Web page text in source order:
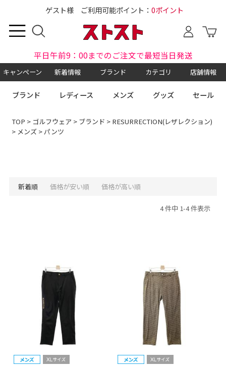
ゲスト様 ご利用可能ポイント： 0ポイント
平日午前9：00までのご注文で最短当日発送
キャンペーン 新着情報 ブランド カテゴリ 店舗情報
ブランド レディース メンズ グッズ セール
TOP > ゴルフウェア > ブランド > RESURRECTION(レザレクション)
> メンズ> パンツ
新着順 価格が安い順 価格が高い順
4 件中 1-4 件表示